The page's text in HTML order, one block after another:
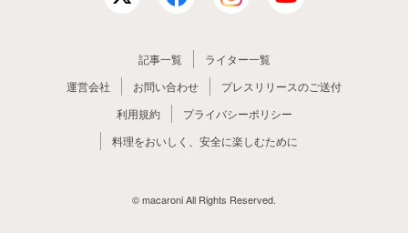
記事一覧
ライター一覧
運営会社
お問い合わせ
プレスリリースのご送付
利用規約
プライバシーポリシー
料理をおいしく、安全に楽しむために
© macaroni All Rights Reserved.